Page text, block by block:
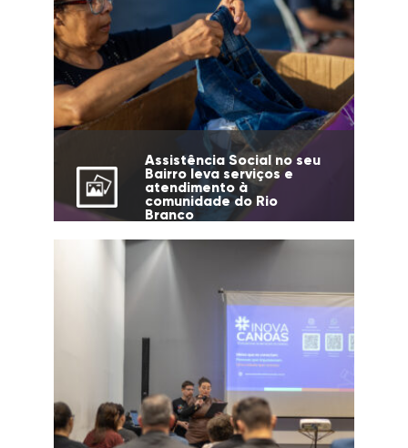
Assistência Social no seu
Bairro leva serviços e
atendimento à
comunidade do Rio
Branco